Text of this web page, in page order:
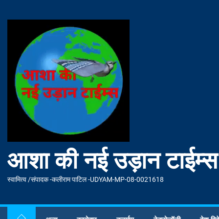
आशा की नई उड़ान टाईम्स
स्वामित्व /संपादक -कलीराम पाटिल -UDYAM-MP-08-0021618